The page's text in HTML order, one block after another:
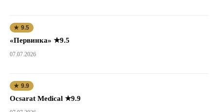
★ 9.5
«Первинка» ★9.5
07.07.2026
★ 9.9
Ocsarat Medical ★9.9